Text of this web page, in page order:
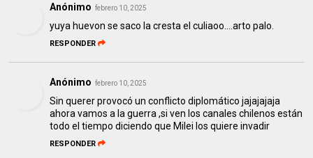
Anónimo febrero 10, 2025
yuya huevon se saco la cresta el culiaoo....arto palo.
RESPONDER
Anónimo febrero 10, 2025
Sin querer provocó un conflicto diplomático jajajajaja
ahora vamos a la guerra ,si ven los canales chilenos están
todo el tiempo diciendo que Milei los quiere invadir
RESPONDER